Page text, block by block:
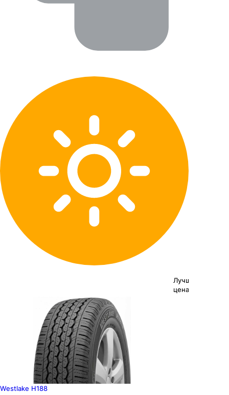
Лучшая
цена
Westlake H188